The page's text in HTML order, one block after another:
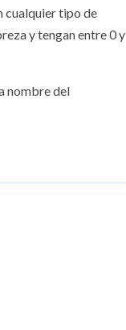
cualquier tipo de
y tengan entre 0 y
nombre del